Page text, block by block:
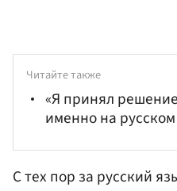
Читайте также
«Я принял
именно на
С тех пор за русский